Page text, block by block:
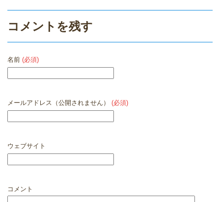
コメントを残す
名前 (必須)
メールアドレス（公開されません） (必須)
ウェブサイト
コメント